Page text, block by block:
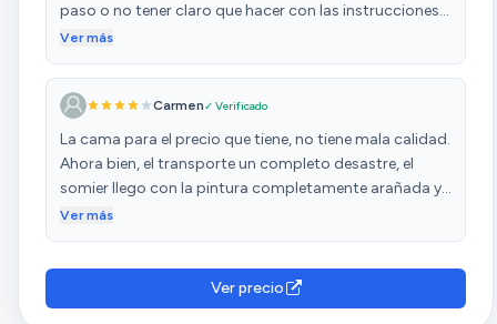
paso o no tener claro que hacer con las instrucciones
que vienen con la cama.
Ver más
Carmen✓ Verificado
La cama para el precio que tiene, no tiene mala calidad.
Ahora bien, el transporte un completo desastre, el
somier llego con la pintura completamente arañada y
el embalaje roto. Una de las maderas con un buen
veces.... en fin el transporte pésimo. Sin embargo, me
puse en contacto con el vendedor que me contestó
Ver más
Ver precio